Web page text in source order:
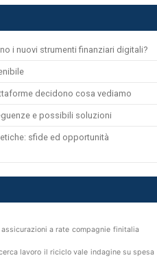
i nuovi strumenti finanziari digitali?
decidono cosa vediamo
e possibili soluzioni
sfide ed opportunità
assicurazioni a rate compagnie finitalia
lavoro il riciclo vale indagine su spesa